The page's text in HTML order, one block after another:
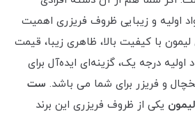
اولیه و زیبایی ظروف فریزری اهمیت
با کیفیت بالا، ظاهری زیبا، قیمت
درجه یک، گزینه‌ای ایده‌آل برای
و فریزر برای شما می باشد. ست
یکی از ظروف فریزری این برند